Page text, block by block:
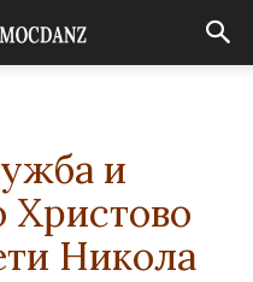
и
Христово
Никола